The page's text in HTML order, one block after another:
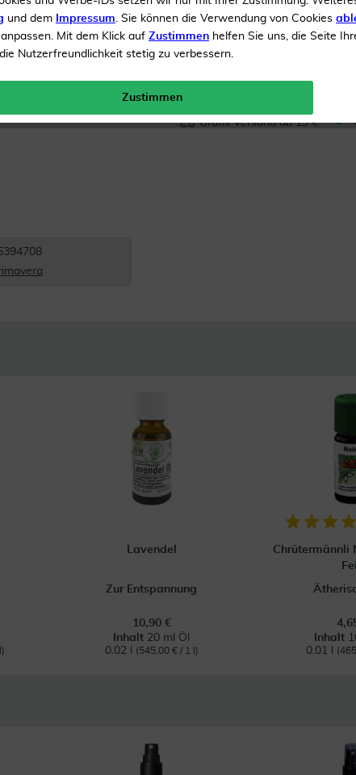
Inhalt50 ml Ätherisches Öl
Gratis Versand ab 19 €
Lavendel
Zur Entspannung
10,90 €
Inhalt 20 ml Öl
0.02 l
(545,00 € / 1 l)
Chrütermännli
Inhalt
0.01 l
und dem Impressum. Sie können die Verwendung von Cookies
anpassen. Mit dem Klick auf Zustimmen helfen Sie uns, die Seite
Nutzerfreundlichkeit stetig zu verbessern.
Zustimmen